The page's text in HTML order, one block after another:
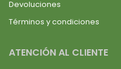
Devoluciones
Términos y condiciones
ATENCIÓN AL CLIENTE